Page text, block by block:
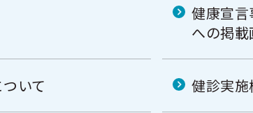
健康宣言
への掲載
いて 健診実